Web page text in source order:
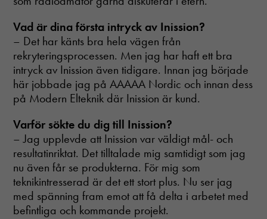
Vad är dina första intryck av Inission?
– Det har känts bra hela vägen från
rekryteringsprocessen. Men jag har haft ett bra
intryck av Inission även tidigare. Innan jag började
här jobbade jag på AAAAA Nordic och innan dess
på Modern Elteknik där Inission är kund.
Varför sökte du dig till Inission?
– Jag upplevde att Inission var väldigt mål- och
resultatinriktat. Det tilltalade mig samtidigt som jag
nu även får se produkterna. För mig som
teknikintresserad är det ett stort plus. Nu ser jag
med spänning fram emot att få delta i arbetet med
befintliga och kommande projekt.